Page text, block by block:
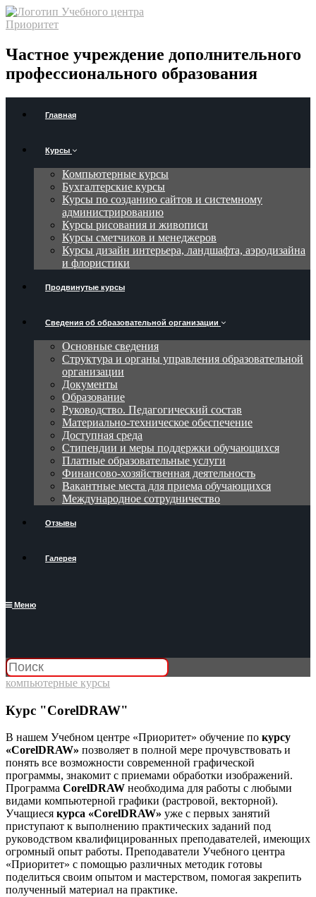
Частное учреждение дополнительного
профессионального образования
Главная
Курсы
Компьютерные курсы
Бухгалтерские курсы
Курсы по созданию сайтов и системному
администрированию
Курсы рисования и живописи
Курсы сметчиков и менеджеров
Курсы дизайн интерьера, ландшафта, аэродизайна
и флористики
Продвинутые курсы
Сведения об образовательной организации
Основные сведения
Структура и органы управления образовательной
организации
Документы
Образование
Руководство. Педагогический состав
Материально-техническое обеспечение
Доступная среда
Стипендии и меры поддержки обучающихся
Платные образовательные услуги
Финансово-хозяйственная деятельность
Вакантные места для приема обучающихся
Международное сотрудничество
Отзывы
Галерея
Меню
компьютерные курсы
Курс "CorelDRAW"
В нашем Учебном центре «Приоритет» обучение по курсу
«CorelDRAW» позволяет в полной мере прочувствовать и
понять все возможности современной графической
программы, знакомит с приемами обработки изображений.
Программа CorelDRAW необходима для работы с любыми
видами компьютерной графики (растровой, векторной).
Учащиеся курса «CorelDRAW» уже с первых занятий
приступают к выполнению практических заданий под
руководством квалифицированных преподавателей, имеющих
огромный опыт работы. Преподаватели Учебного центра
«Приоритет» с помощью различных методик готовы
поделиться своим опытом и мастерством, помогая закрепить
полученный материал на практике.